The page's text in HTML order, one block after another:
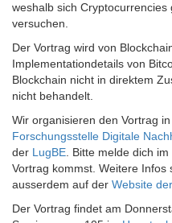
weshalb sich
versuchen.
Der Vortrag wird von
Implementationdetails von
Blockchain nicht in direktem
nicht behandelt.
Wir organisieren den Vortrag
Forschungsstelle Digitale
der LugBE . Bitte melde dich im
Vortrag kommst. Weitere Infos
ausserdem auf der Website
Der Vortrag findet am